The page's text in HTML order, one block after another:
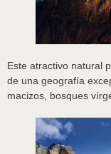
Este atractivo natural
de una geografía
macizos, bosques